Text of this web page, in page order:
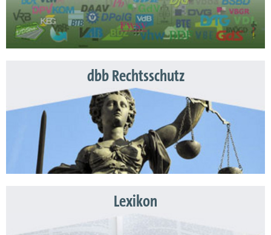
dbb Rechtsschutz
Lexikon